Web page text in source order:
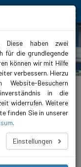
> VivarA
langlebige
(iE5). Diese neue
von
HLKK-
Diese haben zwei
für die grundlegende
können wir mit Hilfe
verbessern. Hierzu
Besuchern
in die
widerrufen. Weitere
finden Sie in unserer
.
Einstellungen